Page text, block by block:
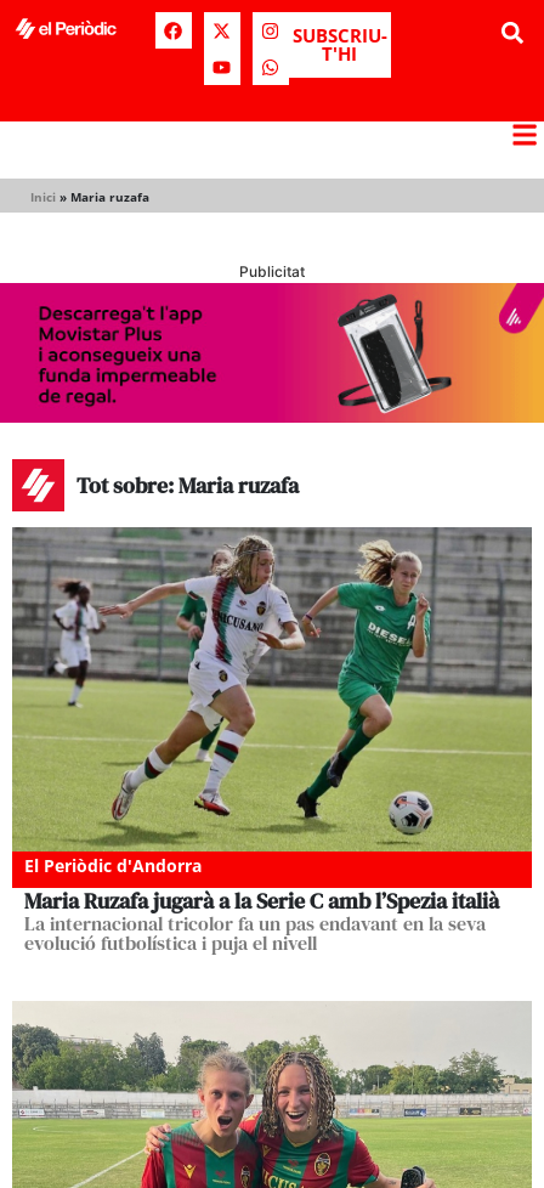
SUBSCRIU-
T'HI
Inici » Maria ruzafa
Publicitat
Tot sobre: Maria ruzafa
El Periòdic d'Andorra
Maria Ruzafa jugarà a la Serie C amb l’Spezia italià
La internacional tricolor fa un pas endavant en la seva
evolució futbolística i puja el nivell